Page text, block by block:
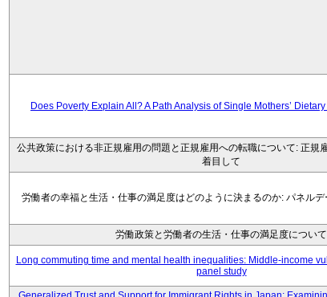
Does Poverty Explain All? A Path Analysis of Single Mothers’
公共政策における非正規雇用の問題と正規雇用への転職について: 正規
着目して
労働者の幸福と生活・仕事の満足度はどのように決まるのか: パネル
労働政策と労働者の生活・仕事の満足度について
Long commuting time and mental health inequalities: Middle-income
panel study